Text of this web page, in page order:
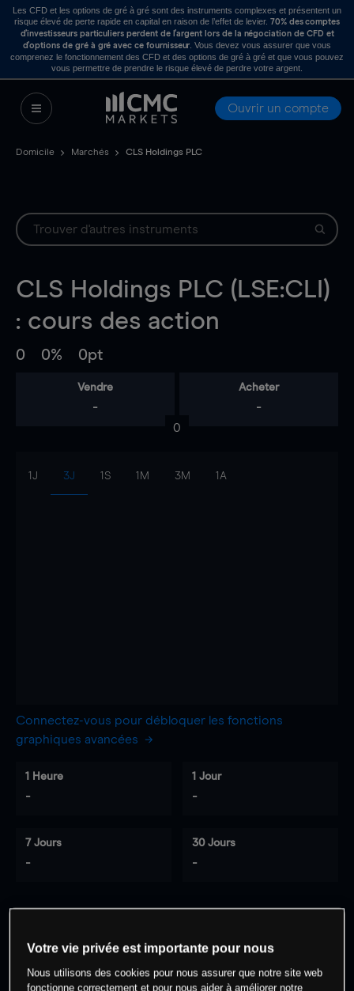
Les CFD et les options de gré à gré sont des instruments complexes et présentent un
risque élevé de perte rapide en capital en raison de l’effet de levier. 70% des comptes
d’investisseurs particuliers perdent de l’argent lors de la négociation de CFD et
d’options de gré à gré avec ce fournisseur . Vous devez vous assurer que vous
comprenez le fonctionnement des CFD et des options de gré à gré et que vous pouvez
vous permettre de prendre le risque élevé de perdre votre argent.
Ouvrir un compte
Domicile Marchés CLS Holdings PLC
CLS Holdings PLC (LSE:CLI)
: cours des action
0 0% 0pt
Vendre
-
Acheter
-
0
1J 3J 1S 1M 3M 1A
Connectez-vous pour débloquer les fonctions
graphiques avancées
1 Heure
-
1 Jour
-
7 Jours
-
30 Jours
-
cet actif
Votre vie privée est importante pour nous
Nous utilisons des cookies pour nous assurer que notre site web
fonctionne correctement et pour nous aider à améliorer notre